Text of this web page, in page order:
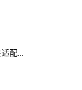
配...